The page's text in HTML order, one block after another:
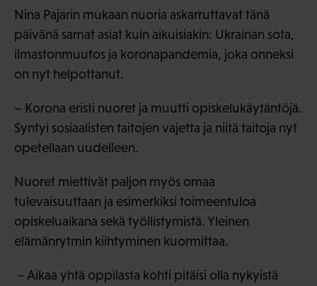
Nina Pajarin mukaan nuoria askarruttavat tänä
päivänä samat asiat kuin aikuisiakin: Ukrainan sota,
ilmastonmuutos ja koronapandemia, joka onneksi
on nyt helpottanut.
– Korona eristi nuoret ja muutti opiskelukäytäntöjä.
Syntyi sosiaalisten taitojen vajetta ja niitä taitoja nyt
opetellaan uudelleen.
Nuoret miettivät paljon myös omaa
tulevaisuuttaan ja esimerkiksi toimeentuloa
opiskeluaikana sekä työllistymistä. Yleinen
elämänrytmin kiihtyminen kuormittaa.
– Aikaa yhtä oppilasta kohti pitäisi olla nykyistä